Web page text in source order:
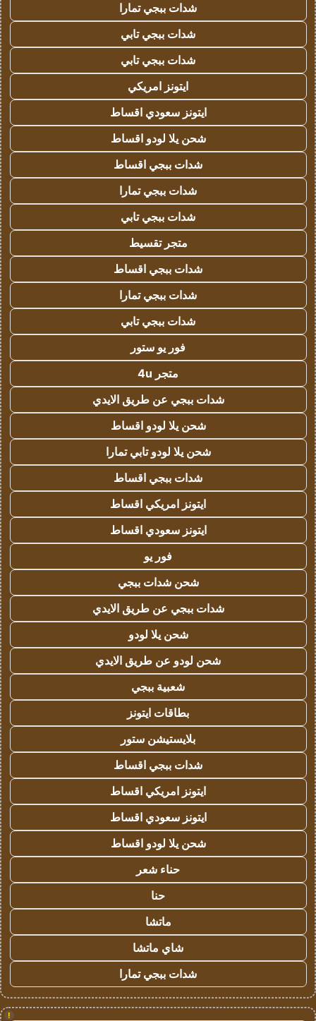
شدات ببجي تمارا
شدات ببجي تابي
شدات ببجي تابي
ايتونز امريكي
ايتونز سعودي اقساط
شحن يلا لودو اقساط
شدات ببجي اقساط
شدات ببجي تمارا
شدات ببجي تابي
متجر تقسيط
شدات ببجي اقساط
شدات ببجي تمارا
شدات ببجي تابي
فور يو ستور
متجر 4u
شدات ببجي عن طريق الايدي
شحن يلا لودو اقساط
شحن يلا لودو تابي تمارا
شدات ببجي اقساط
ايتونز امريكي اقساط
ايتونز سعودي اقساط
فور يو
شحن شدات ببجي
شدات ببجي عن طريق الايدي
شحن يلا لودو
شحن لودو عن طريق الايدي
شعبية ببجي
بطاقات ايتونز
بلايستيشن ستور
شدات ببجي اقساط
ايتونز امريكي اقساط
ايتونز سعودي اقساط
شحن يلا لودو اقساط
حناء شعر
حنا
ماتشا
شاي ماتشا
شدات ببجي تمارا
!